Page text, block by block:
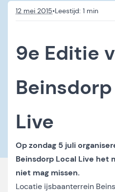
12 mei 2015•
9e Editie
Live
Op zondag 5 juli
Beinsdorp Local Live het
niet mag missen.
Locatie ijsbaanterrein